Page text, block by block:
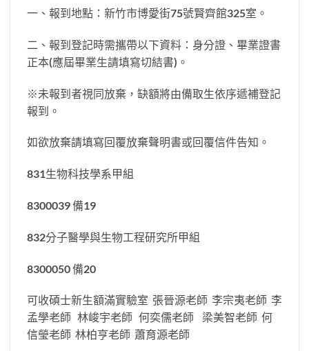
一、報到地點：新竹市博愛街75號賢齊館325室。
二、報到登記時需攜帶以下資料：身分證、畢業證書
正本(應屆畢業生請填寫切結書)。
※未報到者視同放棄，缺額將由備取生依序遞補登記
報到。
如欲放棄請填寫回覆放棄聲明書或回覆信件告知。
831生物科技學系甲組
8300039 備19
832分子醫學與生物工程研究所甲組
8300050 備20
可收碩士新生額滿實驗室 張晉源老師 李宗夷老師 李
孟學老師 林峻宇老師 何奕儒老師 梁美智老師 何
信瑩老師 林柏亨老師 蕭育源老師